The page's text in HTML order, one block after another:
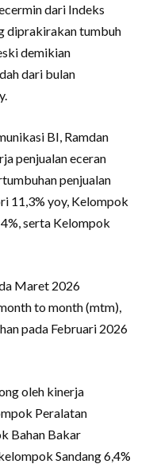
dari Indeks
diprakirakan tumbuh
demikian
dari bulan
BI, Ramdan
penjualan eceran
penjualan
11,3% yoy, Kelompok
serta Kelompok
Maret 2026
to month (mtm),
pada Februari 2026
oleh kinerja
Peralatan
Bahan Bakar
Sandang 6,4%